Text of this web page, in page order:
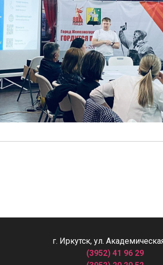
г. Иркутск, ул.
(3952) 41 96 29